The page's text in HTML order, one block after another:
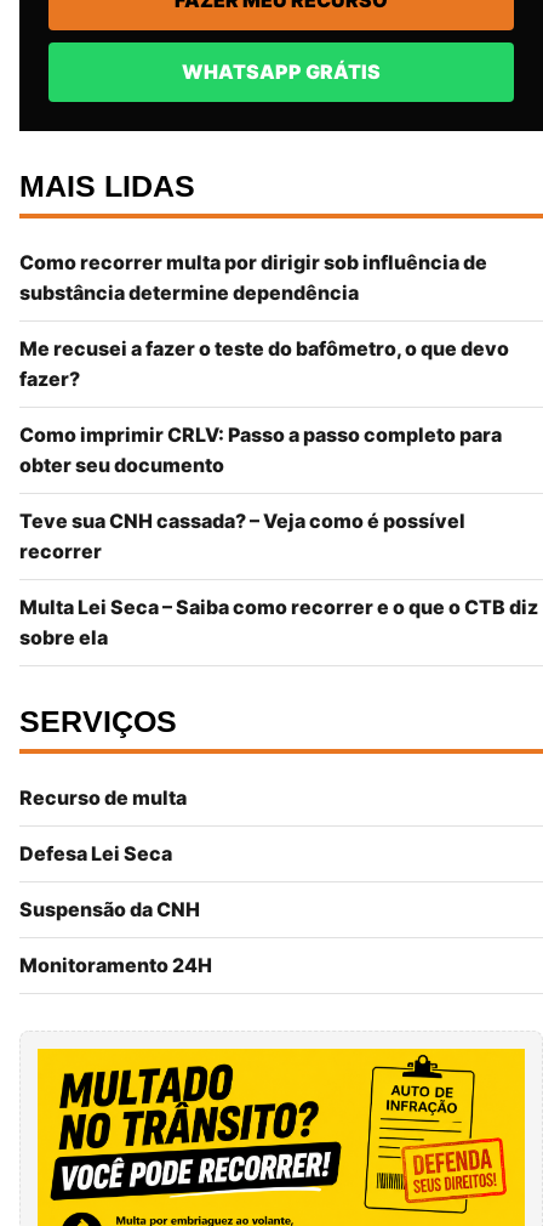
WHATSAPP GRÁTIS
MAIS LIDAS
Como recorrer multa por dirigir sob influência de
substância determine dependência
Me recusei a fazer o teste do bafômetro, o que devo
fazer?
Como imprimir CRLV: Passo a passo completo para
obter seu documento
Teve sua CNH cassada? – Veja como é possível
recorrer
Multa Lei Seca – Saiba como recorrer e o que o CTB diz
sobre ela
SERVIÇOS
Recurso de multa
Defesa Lei Seca
Suspensão da CNH
Monitoramento 24H